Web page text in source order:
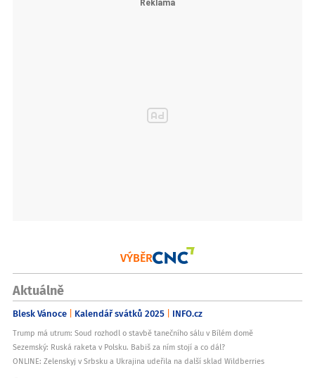
VÝBĚR
Aktuálně
Blesk Vánoce Kalendář svátků 2025 INFO.cz
Trump má utrum: Soud rozhodl o stavbě tanečního sálu v Bílém domě
Sezemský: Ruská raketa v Polsku. Babiš za ním stojí a co dál?
ONLINE: Zelenskyj v Srbsku a Ukrajina udeřila na další sklad Wildberries